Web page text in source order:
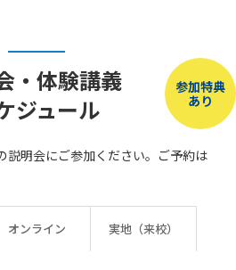
参加特典
あり
・体験講義
ジュール
説明会にご参加ください。ご予約は
オンライン 実地（来校）